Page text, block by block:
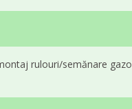
rulouri/semănare